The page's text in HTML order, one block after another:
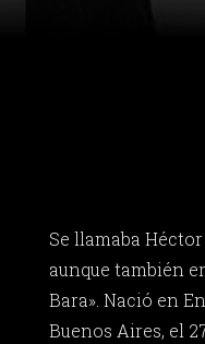
Se llamaba
aunque también
Bara». Nació en
Buenos Aires, el